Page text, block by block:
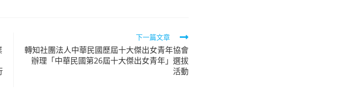
下一篇文章
轉知社團法人中華民國歷屆十大傑出女青年協會
辦理「中華民國第26屆十大傑出女青年」選拔
活動